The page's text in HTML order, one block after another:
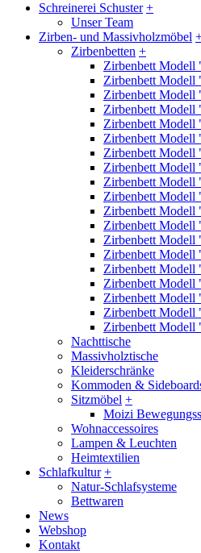
Schreinerei Schuster +
Unser Team
Zirben- und Massivholzmöbel
Zirbenbetten +
Zirbenbett Modell
Zirbenbett Modell
Zirbenbett Modell
Zirbenbett Modell
Zirbenbett Modell
Zirbenbett Modell
Zirbenbett Modell
Zirbenbett Modell
Zirbenbett Modell
Zirbenbett
Zirbenbett Modell
Zirbenbett
Zirbenbett Modell
Zirbenbett Modell
Zirbenbett Modell
Zirbenbett Modell
Zirbenbett Modell
Zirbenbett Modell
Zirbenbett
Nachttische
Massivholztische
Kleiderschränke
Kommoden &
Sitzmöbel +
Moizi
Wohnaccessoires
Lampen & Leuchten
Heimtextilien
Schlafkultur +
Natur-Schlafsysteme
Bettwaren
News
Webshop
Kontakt